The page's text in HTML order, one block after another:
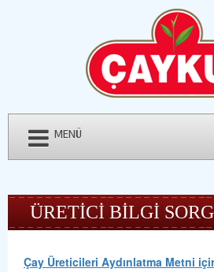
MENÜ
ÜRETİCİ BİLGİ
Çay Üreticileri Aydınlatma Metni